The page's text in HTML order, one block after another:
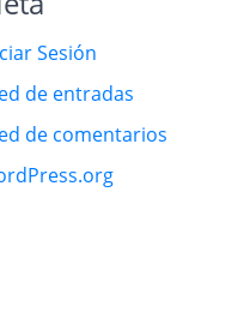
Sesión
de entradas
de comentarios